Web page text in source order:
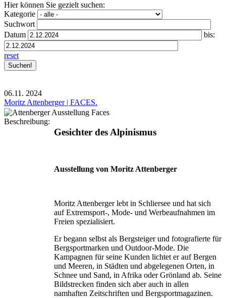
Hier können Sie gezielt suchen:
Kategorie
Suchwort
Datum
bis:
reset
06.11. 2024
Moritz Attenberger | FACES.
Beschreibung:
Gesichter des Alpinismus
Ausstellung von Moritz Attenberger
Moritz Attenberger lebt in Schliersee und hat sich
auf Extremsport-, Mode- und Werbeaufnahmen im
Freien spezialisiert.
Er begann selbst als Bergsteiger und fotografierte für
Bergsportmarken und Outdoor-Mode. Die
Kampagnen für seine Kunden lichtet er auf Bergen
und Meeren, in Städten und abgelegenen Orten, in
Schnee und Sand, in Afrika oder Grönland ab. Seine
Bildstrecken finden sich aber auch in allen
namhaften Zeitschriften und Bergsportmagazinen.